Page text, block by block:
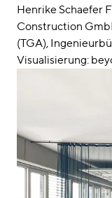
Henrike Schaefer
Construction
(TGA),
Visualisierung: